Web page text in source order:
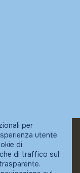
per
utente
di
di traffico sul